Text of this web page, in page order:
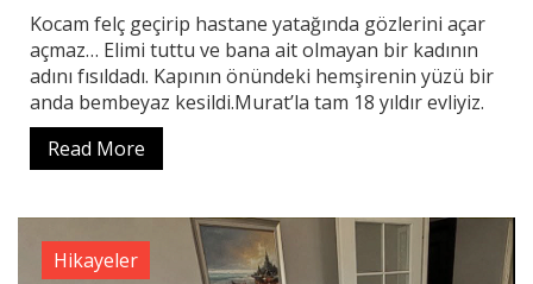
Kocam felç geçirip hastane yatağında gözlerini açar
açmaz… Elimi tuttu ve bana ait olmayan bir kadının
adını fısıldadı. Kapının önündeki hemşirenin yüzü bir
anda bembeyaz kesildi.Murat’la tam 18 yıldır evliyiz.
Read More
Hikayeler